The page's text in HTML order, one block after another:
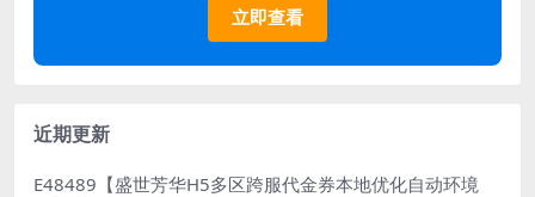
立即查看
近期更新
E48489【盛世芳华H5多区跨服代金券本地优化自动环境